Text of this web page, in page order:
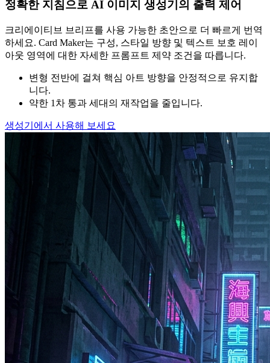
정확한 지침으로 AI 이미지 생성기의 출력 제어
크리에이티브 브리프를 사용 가능한 초안으로 더 빠르게 번역
하세요. Card Maker는 구성, 스타일 방향 및 텍스트 보호 레이
아웃 영역에 대한 자세한 프롬프트 제약 조건을 따릅니다.
변형 전반에 걸쳐 핵심 아트 방향을 안정적으로 유지합
니다.
약한 1차 통과 세대의 재작업을 줄입니다.
생성기에서 사용해 보세요